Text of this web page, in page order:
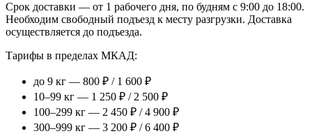
Срок доставки — от 1 рабочего дня, по будням с 9:00 до 18:00.
Необходим свободный подъезд к месту разгрузки. Доставка
осуществляется до подъезда.
Тарифы в пределах МКАД:
до 9 кг — 800 ₽ / 1 600 ₽
10–99 кг — 1 250 ₽ / 2 500 ₽
100–299 кг — 2 450 ₽ / 4 900 ₽
300–999 кг — 3 200 ₽ / 6 400 ₽